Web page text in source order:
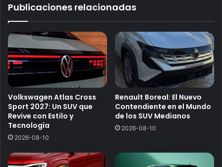
Publicaciones relacionadas
Volkswagen Atlas Cross
Sport 2027: Un SUV que
Revive con Estilo y
Tecnología
2026-08-10
Renault Boreal: El Nuevo
Contendiente en el Mundo
de los SUV Medianos
2026-08-10